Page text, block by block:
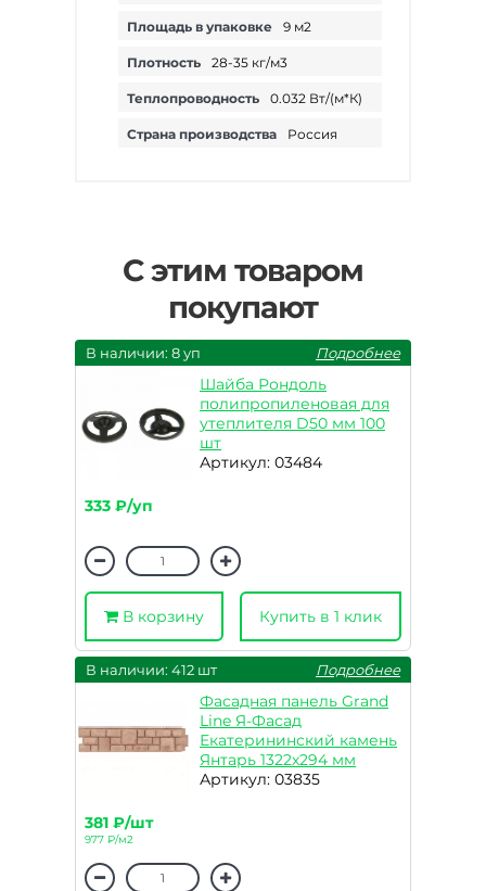
Площадь в упаковке 9 м2
Плотность 28-35 кг/м3
Теплопроводность 0.032 Вт/(м*К)
Страна производства Россия
С этим товаром
покупают
В наличии: 8 уп Подробнее
Шайба Рондоль
полипропиленовая для
утеплителя D50 мм 100
шт
Артикул: 03484
333 ₽/уп
В корзину Купить в 1 клик
В наличии: 412 шт Подробнее
Фасадная панель Grand
Line Я-Фасад
Екатерининский камень
Янтарь 1322х294 мм
Артикул: 03835
381 ₽/шт
977 ₽/м2